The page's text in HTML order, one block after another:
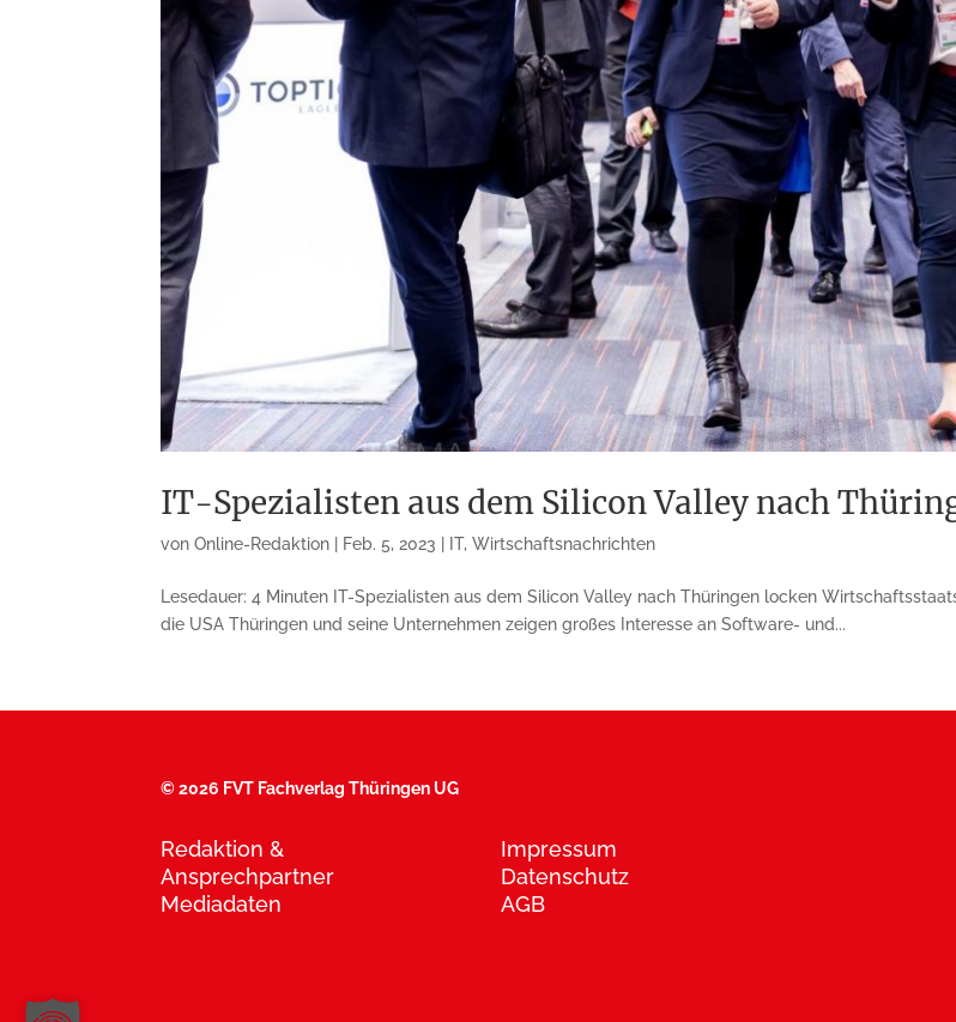
IT-Spezialisten aus dem Silicon Valley nach
vonOnline-Redaktion Feb. 5, 2023 IT,Wirtschaftsnachrichten
Lesedauer: 4 Minuten IT-Spezialisten aus dem Silicon Valley nach Thü­ringen locken
die USA Thüringen und seine Unternehmen zeigen großes Interesse an Software- und...
©2026 FVT Fachverlag Thüringen UG
Redaktion &
Ansprechpartner
Mediadaten
Impressum
Datenschutz
AGB